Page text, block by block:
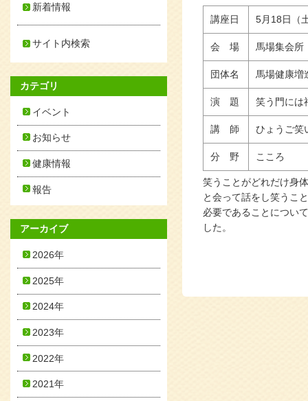
講座日 5月18日（
会 場 馬場集会所
団体名 馬場健康増
演 題 笑う門には
講 師 ひょうご
分 野 こころ
笑うことがどれだけ身
と会って話をし笑うこ
必要であることについ
した。
新着情報
サイト内検索
カテゴリ
イベント
お知らせ
健康情報
報告
アーカイブ
2026年
2025年
2024年
2023年
2022年
2021年